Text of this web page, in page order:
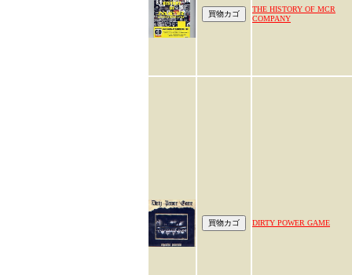
THE HISTORY OF MCR
COMPANY
DIRTY POWER GAME